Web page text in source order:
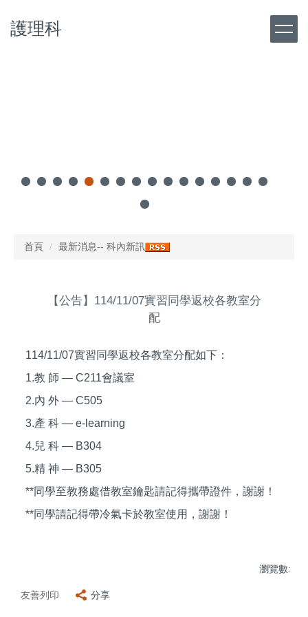
到
主
護理科
首頁 最新消息-- 科內新訊
【公告】114/11/07實習同學返校各教室分
配
114/11/07實習同學返校各教室分配如下：
1.教 師 — C211會議室
2.內 外 — C505
3.產 科 — e-learning
4.兒 科 — B304
5.精 神 — B305
**同學至教務處借教室鑰匙請記得攜帶證件，謝謝！
**同學請記得帶冷氣卡於教室使用，謝謝！
瀏覽數:
友善列印 分享